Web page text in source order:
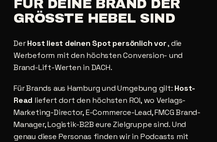
FÜR DEINE BRAND DER
GRÖSSTE
HEBEL SIND
DerHost liest deinen Spot persönlich vor, die
Werbeform mit den höchsten Conversion- und
Brand-Lift-Werten in DACH.
Für Brands aus Hamburg und Umgebung gilt: Host-
Read liefert dort den höchsten ROI, wo Verlags-
Marketing-Director, E-Commerce-Lead, FMCG Brand-
Manager, Logistik-B2B eure Zielgruppe sind. Und
genau diese Personas finden wir in Podcasts mit